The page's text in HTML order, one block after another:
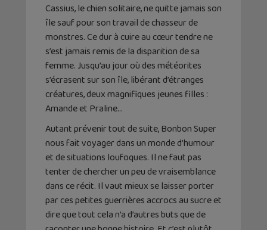
Cassius, le chien solitaire, ne quitte jamais son
île sauf pour son travail de chasseur de
monstres. Ce dur à cuire au cœur tendre ne
s’est jamais remis de la disparition de sa
femme. Jusqu’au jour où des météorites
s’écrasent sur son île, libérant d’étranges
créatures, deux magnifiques jeunes filles :
Amande et Praline…
Autant prévenir tout de suite, Bonbon Super
nous fait voyager dans un monde d’humour
et de situations loufoques. Il ne faut pas
tenter de chercher un peu de vraisemblance
dans ce récit. Il vaut mieux se laisser porter
par ces petites guerrières accrocs au sucre et
dire que tout cela n’a d’autres buts que de